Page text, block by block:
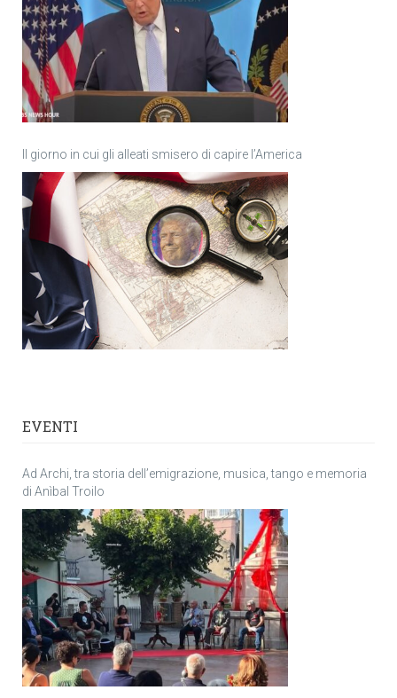
Il giorno in cui gli alleati smisero di capire l’America
EVENTI
Ad Archi, tra storia dell’emigrazione, musica, tango e memoria
di Anìbal Troilo